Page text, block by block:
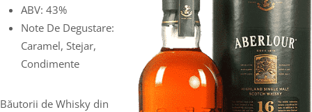
ABV: 43%
Note De Degustare:
Caramel, Stejar,
Condimente
Băutorii de Whisky din